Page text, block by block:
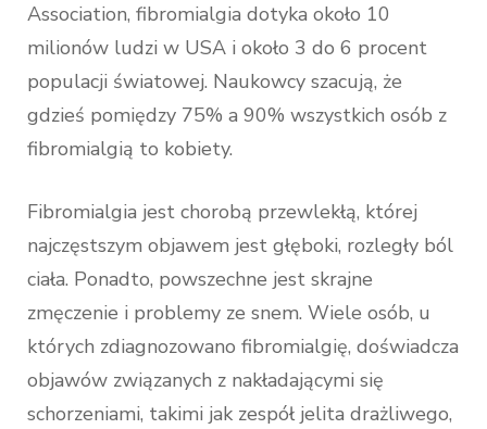
Association, fibromialgia dotyka około 10
milionów ludzi w USA i około 3 do 6 procent
populacji światowej. Naukowcy szacują, że
gdzieś pomiędzy 75% a 90% wszystkich osób z
fibromialgią to kobiety.
Fibromialgia jest chorobą przewlekłą, której
najczęstszym objawem jest głęboki, rozległy ból
ciała. Ponadto, powszechne jest skrajne
zmęczenie i problemy ze snem. Wiele osób, u
których zdiagnozowano fibromialgię, doświadcza
objawów związanych z nakładającymi się
schorzeniami, takimi jak zespół jelita drażliwego,